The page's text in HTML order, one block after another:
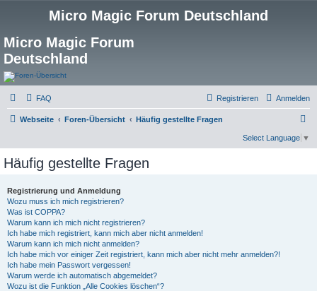
Micro Magic Forum Deutschland
Micro Magic Forum
Deutschland
FAQ Anmelden
Registrieren
Webseite Foren-Übersicht Häufig gestellte Fragen
Select Language ▼
Häufig gestellte Fragen
Registrierung und Anmeldung
Wozu muss ich mich registrieren?
Was ist COPPA?
Warum kann ich mich nicht registrieren?
Ich habe mich registriert, kann mich aber nicht anmelden!
Warum kann ich mich nicht anmelden?
Ich habe mich vor einiger Zeit registriert, kann mich aber nicht mehr anmelden?!
Ich habe mein Passwort vergessen!
Warum werde ich automatisch abgemeldet?
Wozu ist die Funktion „Alle Cookies löschen“?